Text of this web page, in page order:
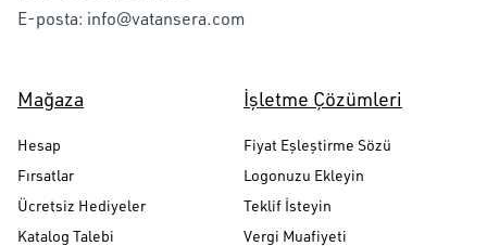
E-posta: info@vatansera.com
Mağaza
Hesap
Fırsatlar
Ücretsiz Hediyeler
Katalog Talebi
İşletme Çözümleri
Fiyat Eşleştirme Sözü
Logonuzu Ekleyin
Teklif İsteyin
Vergi Muafiyeti